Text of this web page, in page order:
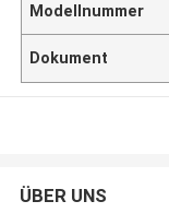
Modellnummer
Dokument
ÜBER UNS